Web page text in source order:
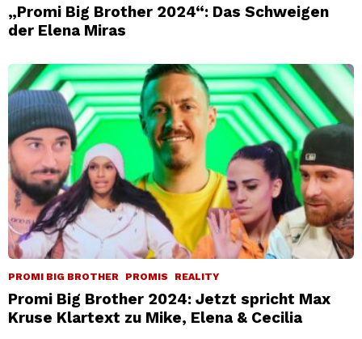
„Promi Big Brother 2024“: Das Schweigen
der Elena Miras
PROMI BIG BROTHER PROMIS REALITY
Promi Big Brother 2024: Jetzt spricht Max
Kruse Klartext zu Mike, Elena & Cecilia